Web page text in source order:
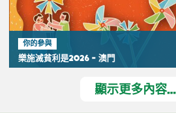
你的參與
樂施滅貧利是2026 - 澳門
顯示更多內容...